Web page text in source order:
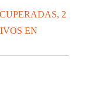
2
EN